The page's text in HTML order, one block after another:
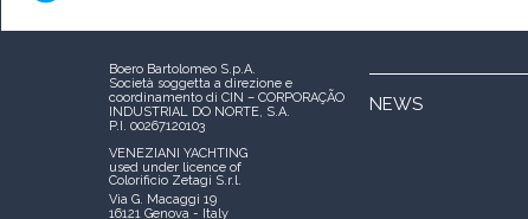
Boero Bartolomeo S.p.A.
Società soggetta a direzione e
coordinamento di CIN – CORPORAÇÃO
INDUSTRIAL DO NORTE, S.A.
P.I. 00267120103
VENEZIANI YACHTING
used under licence of
Colorificio Zetagi S.r.l.
Via G. Macaggi 19
16121 Genova - Italy
NEWS